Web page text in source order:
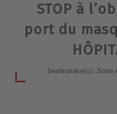
STOP à
port du
Destinataire(s) :